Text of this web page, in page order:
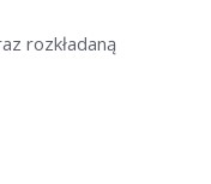
rozkładaną